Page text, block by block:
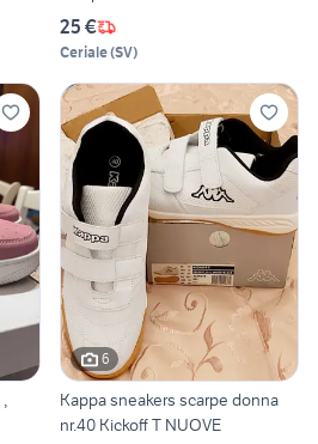
25 €
Ceriale(SV)
6
Kappa sneakers scarpe donna
nr.40 Kickoff T NUOVE